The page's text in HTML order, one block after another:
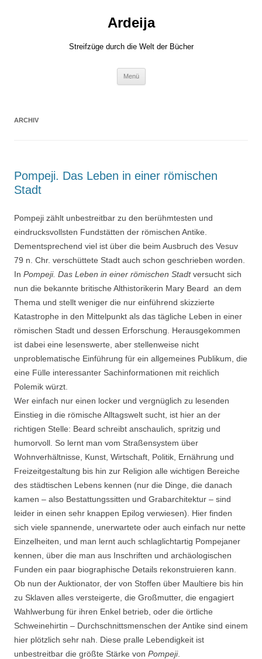
Ardeija
Streifzüge durch die Welt der Bücher
Menü
ARCHIV
Pompeji. Das Leben in einer römischen
Stadt
Pompeji zählt unbestreitbar zu den berühmtesten und
eindrucksvollsten Fundstätten der römischen Antike.
Dementsprechend viel ist über die beim Ausbruch des Vesuv
79 n. Chr. verschüttete Stadt auch schon geschrieben worden.
In Pompeji. Das Leben in einer römischen Stadtversucht sich
nun die bekannte britische Althistorikerin Mary Beard an dem
Thema und stellt weniger die nur einführend skizzierte
Katastrophe in den Mittelpunkt als das tägliche Leben in einer
römischen Stadt und dessen Erforschung. Herausgekommen
ist dabei eine lesenswerte, aber stellenweise nicht
unproblematische Einführung für ein allgemeines Publikum, die
eine Fülle interessanter Sachinformationen mit reichlich
Polemik würzt.
Wer einfach nur einen locker und vergnüglich zu lesenden
Einstieg in die römische Alltagswelt sucht, ist hier an der
richtigen Stelle: Beard schreibt anschaulich, spritzig und
humorvoll. So lernt man vom Straßensystem über
Wohnverhältnisse, Kunst, Wirtschaft, Politik, Ernährung und
Freizeitgestaltung bis hin zur Religion alle wichtigen Bereiche
des städtischen Lebens kennen (nur die Dinge, die danach
kamen – also Bestattungssitten und Grabarchitektur – sind
leider in einen sehr knappen Epilog verwiesen). Hier finden
sich viele spannende, unerwartete oder auch einfach nur nette
Einzelheiten, und man lernt auch schlaglichtartig Pompejaner
kennen, über die man aus Inschriften und archäologischen
Funden ein paar biographische Details rekonstruieren kann.
Ob nun der Auktionator, der von Stoffen über Maultiere bis hin
zu Sklaven alles versteigerte, die Großmutter, die engagiert
Wahlwerbung für ihren Enkel betrieb, oder die örtliche
Schweinehirtin – Durchschnittsmenschen der Antike sind einem
hier plötzlich sehr nah. Diese pralle Lebendigkeit ist
unbestreitbar die größte Stärke von Pompeji.